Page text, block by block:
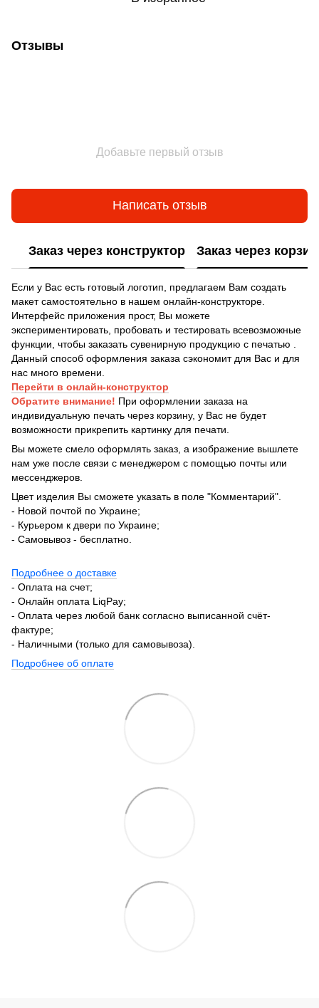
Отзывы
Добавьте первый отзыв
Написать отзыв
Заказ через конструктор Заказ через
Если у Вас есть готовый логотип, предлагаем Вам создать
макет самостоятельно в нашем онлайн-конструкторе.
Интерфейс приложения прост, Вы можете
экспериментировать, пробовать и тестировать всевозможные
функции, чтобы заказать сувенирную продукцию с печатью .
Данный способ оформления заказа сэкономит для Вас и для
нас много времени.
Перейти в онлайн-конструктор
Обратите внимание! При оформлении заказа на
индивидуальную печать через корзину, у Вас не будет
возможности прикрепить картинку для печати.
Вы можете смело оформлять заказ, а изображение вышлете
нам уже после связи с менеджером с помощью почты или
мессенджеров.
Цвет изделия Вы сможете указать в поле "Комментарий".
- Новой почтой по Украине;
- Курьером к двери по Украине;
- Самовывоз - бесплатно.
Подробнее о доставке
- Оплата на счет;
- Онлайн оплата LiqPay;
- Оплата через любой банк согласно выписанной счёт-
фактуре;
- Наличными (только для самовывоза).
Подробнее об оплате